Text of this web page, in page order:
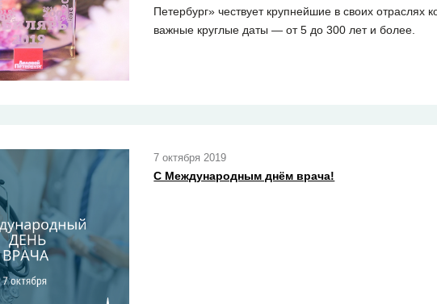
Петербург» чествует крупнейшие в своих отраслях
важные круглые даты — от 5 до 300 лет и более.
7 октября 2019
С Международным днём врача!